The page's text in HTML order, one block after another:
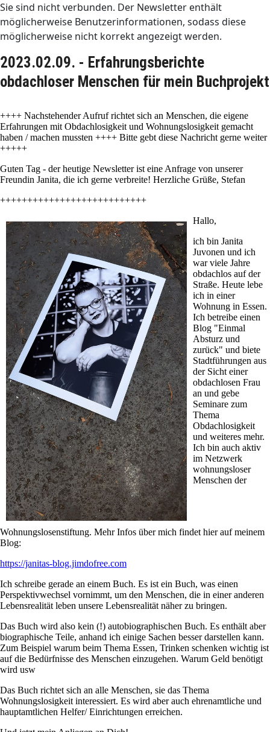
Sie sind nicht verbunden. Der Newsletter enthält
möglicherweise Benutzerinformationen, sodass diese
möglicherweise nicht korrekt angezeigt werden.
2023.02.09. - Erfahrungsberichte
obdachloser Menschen für mein Buchprojekt